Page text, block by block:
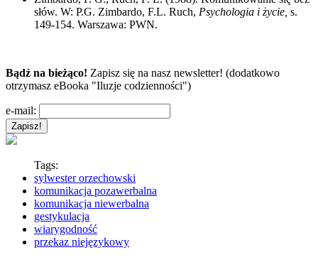
słów. W: P.G. Zimbardo, F.L. Ruch, Psychologia i życie, s.
149-154. Warszawa: PWN.
Bądź na bieżąco! Zapisz się na nasz newsletter! (dodatkowo
otrzymasz eBooka "Iluzje codzienności")
e-mail:
Tags:
sylwester orzechowski
komunikacja pozawerbalna
komunikacja niewerbalna
gestykulacja
wiarygodność
przekaz niejęzykowy